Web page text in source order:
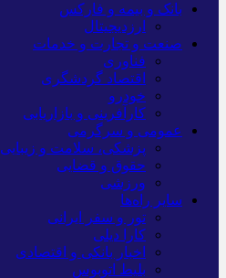
بانک و بیمه و فارکس
ارزدیجیتال
صنعت و تجارت و خدمات
فناوری
اقتصاد گردشگری
خودرو
کارآفرینی و بازاریابی
عمومی و سرگرمی
پزشکی، سلامت و زیبایی
حقوق و قضایی
ورزشی
سایر راه‌ها
تور و سفر ایرانی
کارا دیلی
اخبار بانکی و اقتصادی
بلیط اتوبوس